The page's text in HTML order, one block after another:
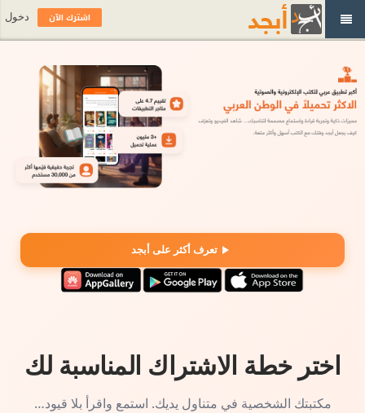
تعرف أكثر على أبجد
اختر خطة الاشتراك المناسبة لك
مكتبتك الشخصية في متناول يديك. استمع واقرأ بلا قيود…
اشترك الآن دخول